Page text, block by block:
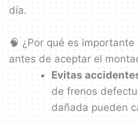
día.
🧠 ¿Por qué es
antes de aceptar el
Evitas
de frenos
dañada pueden